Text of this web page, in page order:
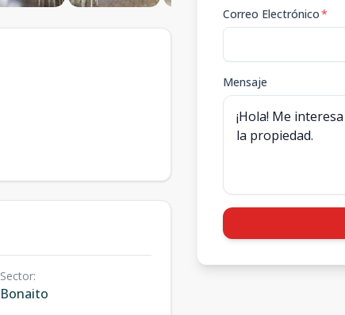
Sector:
Bonaito
Correo Electrónico*
Mensaje